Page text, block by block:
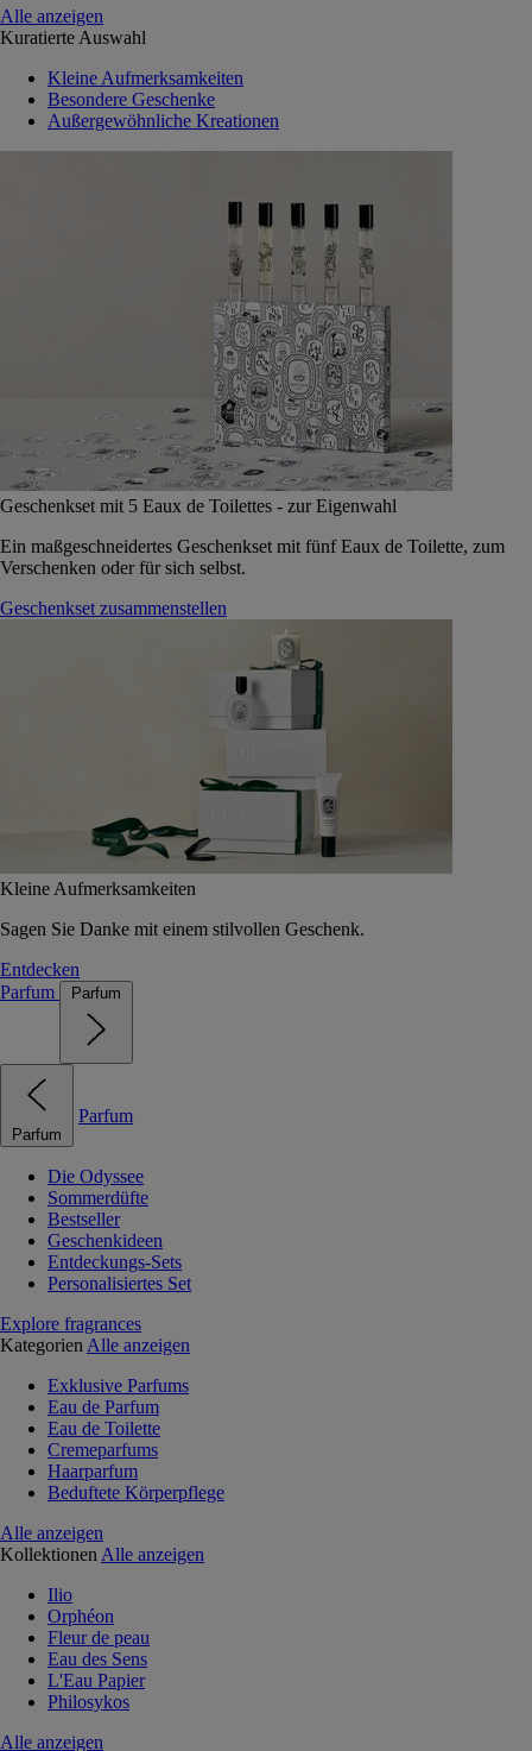
Alle anzeigen
Kuratierte Auswahl
Kleine Aufmerksamkeiten
Besondere Geschenke
Außergewöhnliche Kreationen
Geschenkset mit 5 Eaux de Toilettes - zur Eigenwahl
Ein maßgeschneidertes Geschenkset mit fünf Eaux de Toilette, zum
Verschenken oder für sich selbst.
Geschenkset zusammenstellen
Kleine Aufmerksamkeiten
Sagen Sie Danke mit einem stilvollen Geschenk.
Entdecken
Parfum
Parfum
Parfum
Parfum
Die Odyssee
Sommerdüfte
Bestseller
Geschenkideen
Entdeckungs-Sets
Personalisiertes Set
Explore fragrances
Kategorien Alle anzeigen
Exklusive Parfums
Eau de Parfum
Eau de Toilette
Cremeparfums
Haarparfum
Beduftete Körperpflege
Alle anzeigen
Kollektionen Alle anzeigen
Ilio
Orphéon
Fleur de peau
Eau des Sens
L'Eau Papier
Philosykos
Alle anzeigen